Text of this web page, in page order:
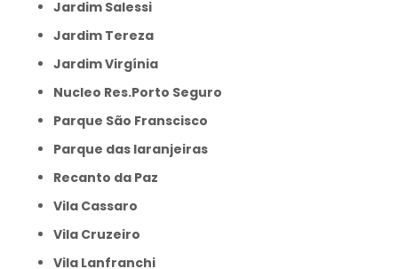
Jardim Salessi
Jardim Tereza
Jardim Virgínia
Nucleo Res.Porto Seguro
Parque São Franscisco
Parque das laranjeiras
Recanto da Paz
Vila Cassaro
Vila Cruzeiro
Vila Lanfranchi